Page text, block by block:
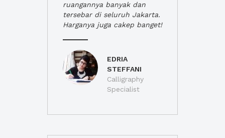
ruangannya banyak dan
tersebar di seluruh Jakarta.
Harganya juga cakep banget!
EDRIA
STEFFANI
Calligraphy
Specialist